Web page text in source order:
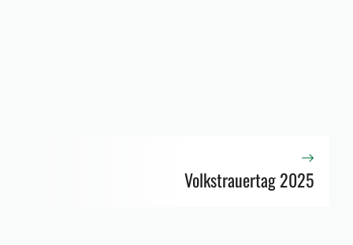
Volkstrauertag 2025